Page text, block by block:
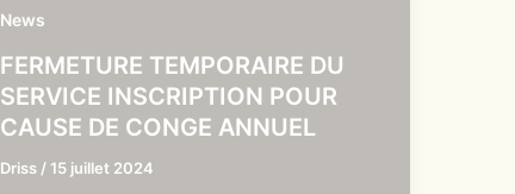
News
FERMETURE TEMPORAIRE DU
SERVICE INSCRIPTION POUR
CAUSE DE CONGE ANNUEL
Driss / 15 juillet 2024